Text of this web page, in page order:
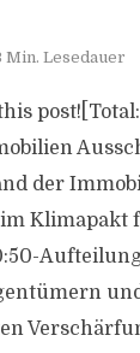
Min. Lesedauer
der
Klimapakt